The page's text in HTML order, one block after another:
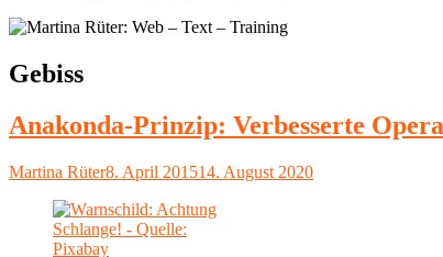
Schlagwort:
Gebiss
Anakonda-Prinzip: Verbesserte
Autor
Martina RüterVeröffentlicht
8. April 201514. August 2020